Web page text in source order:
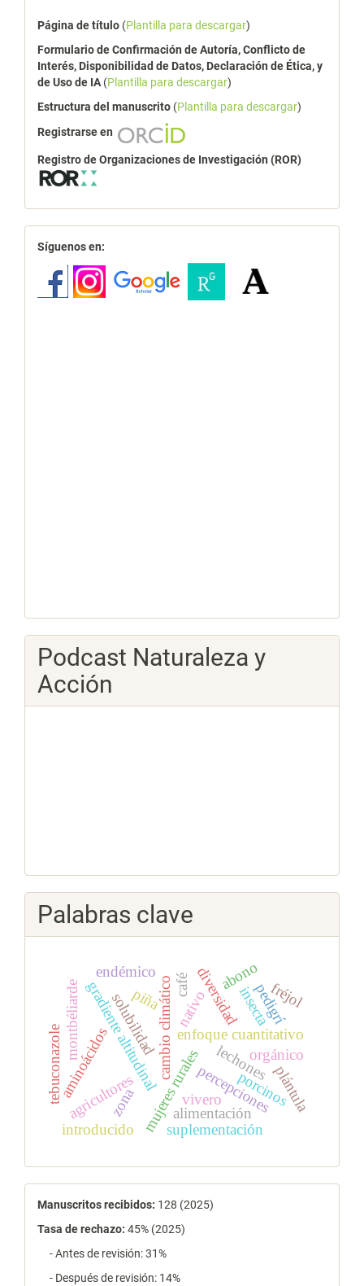
Página de título (Plantilla para descargar)
Formulario de Confirmación de Autoría, Conflicto de
Interés, Disponibilidad de Datos, Declaración de Ética, y
de Uso de IA (Plantilla para descargar)
Estructura del manuscrito (Plantilla para descargar)
Registrarse en
Registro de Organizaciones de Investigación (ROR)
redes
Síguenos en:
Podcast Naturaleza y
Acción
Palabras clave
mujeres ruralespercepciones
cambio climático
gradiente altitudinal enfoque cuantitativo
agricultores
alimentación
suplementación
porcinos
lechones
aminoácidos
diversidadinsecta
endémico
nativo
introducido
piña
tebuconazole
montbéliarde pedigrí
solubilidad
café abono
orgánico
plántula
vivero
fréjol
zona
estadísticas
Manuscritos recibidos: 128 (2025)
Tasa de rechazo: 45% (2025)
- Antes de revisión: 31%
- Después de revisión: 14%